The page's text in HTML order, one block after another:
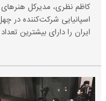
کاظم نظری، مدیرکل هنرهای
اسپانیایی شرکت‌کننده در
ایران را دارای بیشترین